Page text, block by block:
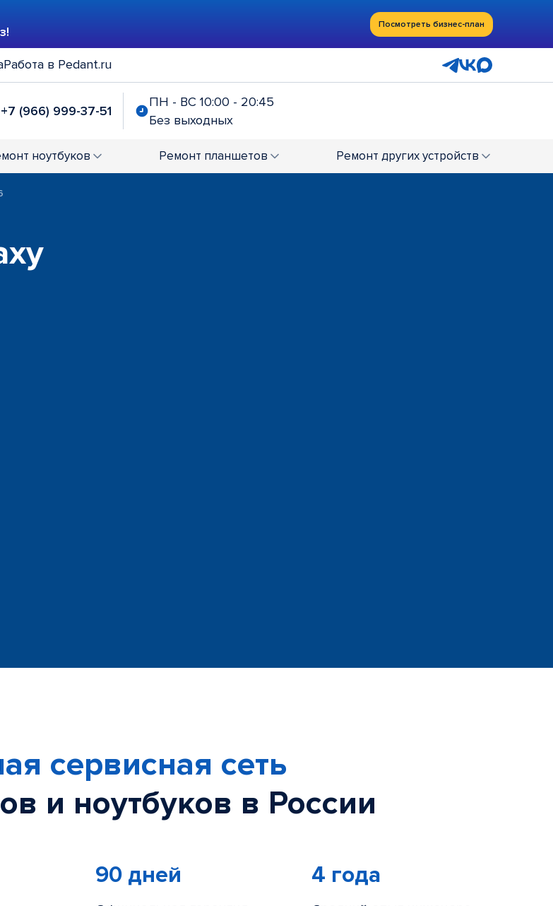
Посмотреть бизнес-план
Работа в Pedant.ru
+7 (966) 999-37-51
ПН - ВС 10:00 - 20:45
Без выходных
ноутбуков Ремонт планшетов Ремонт других устройств
сервисная сеть
и ноутбуков в России
90 дней 4 года